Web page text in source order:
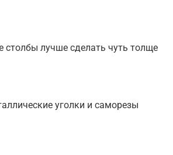
лучше сделать чуть толще
уголки и саморезы